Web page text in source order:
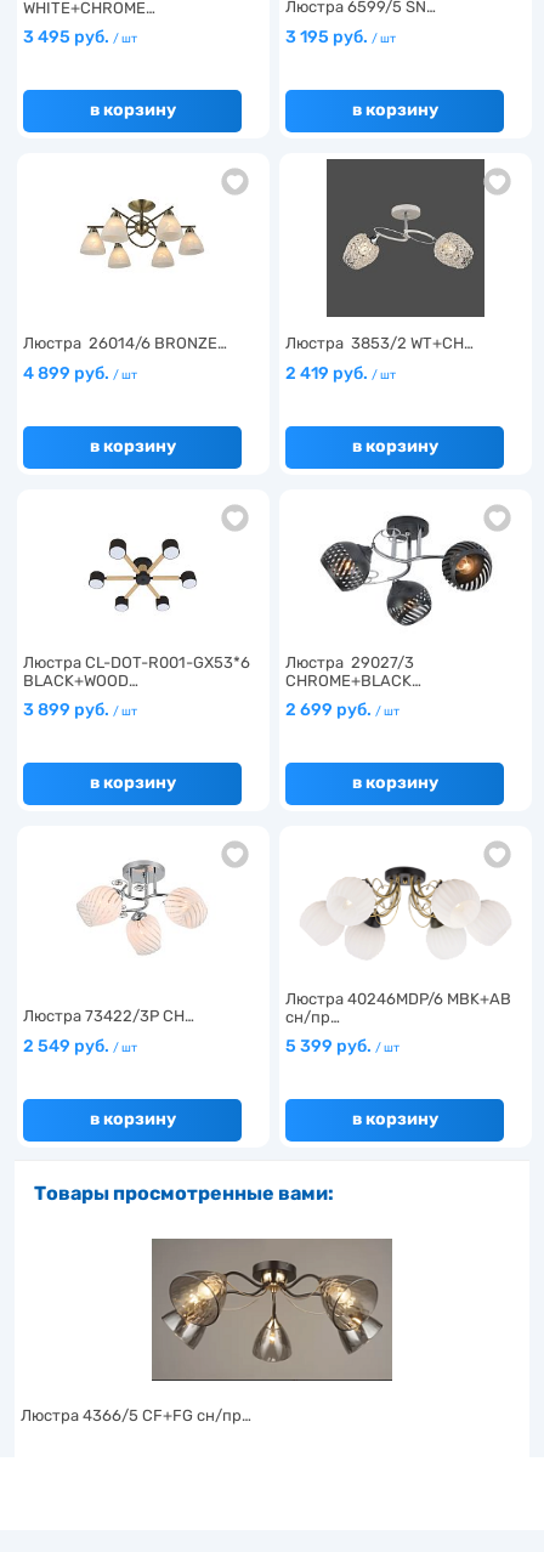
WHITE+CHROME…
3 495 руб. / шт
в корзину
Люстра 6599/5 SN…
3 195 руб. / шт
в корзину
Люстра 26014/6 BRONZE…
4 899 руб. / шт
в корзину
Люстра 3853/2 WT+CH…
2 419 руб. / шт
в корзину
Люстра CL-DOT-R001-GX53*6
BLACK+WOOD…
3 899 руб. / шт
в корзину
Люстра 29027/3
CHROME+BLACK…
2 699 руб. / шт
в корзину
Люстра 73422/3P CH…
2 549 руб. / шт
в корзину
Люстра 40246MDP/6 MBK+AB
сн/пр…
5 399 руб. / шт
в корзину
Товары просмотренные вами:
Люстра 4366/5 CF+FG сн/пр…